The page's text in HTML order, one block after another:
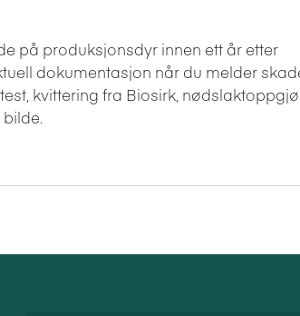
på produksjonsdyr innen ett år etter
dokumentasjon når du melder
kvittering fra Biosirk, n